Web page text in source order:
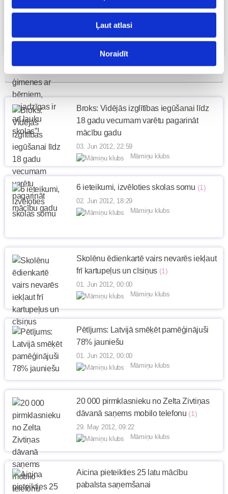
Ļaut atlasi
Noraidīt
centrs un, ja Latvijā vēlamies ģimenes ar
bērniem, vajadzīgas ir arī lauku ...
04. Jun 2012, 16:27
Broks: Vidējās izglītības iegūšanai līdz
18 gadu vecumam varētu pagarināt
mācību gadu
03. Jun 2012, 22:59
Māmiņu klubs
6 ieteikumi, izvēloties skolas somu (1)
02. Jun 2012, 18:29
Māmiņu klubs
Skolēnu ēdienkartē vairs nevarēs iekļaut
frī kartupeļus un cīsiņus (1)
01. Jun 2012, 00:00
Māmiņu klubs
Pētījums: Latvijā smēķēt pamēģinājuši
78% jauniešu
01. Jun 2012, 00:00
Māmiņu klubs
20 000 pirmklasnieku no Zelta Zivtiņas
dāvanā saņems mobilo telefonu (1)
29. May 2012, 09:22
Māmiņu klubs
Aicina pieteikties 25 latu mācību
pabalsta saņemšanai